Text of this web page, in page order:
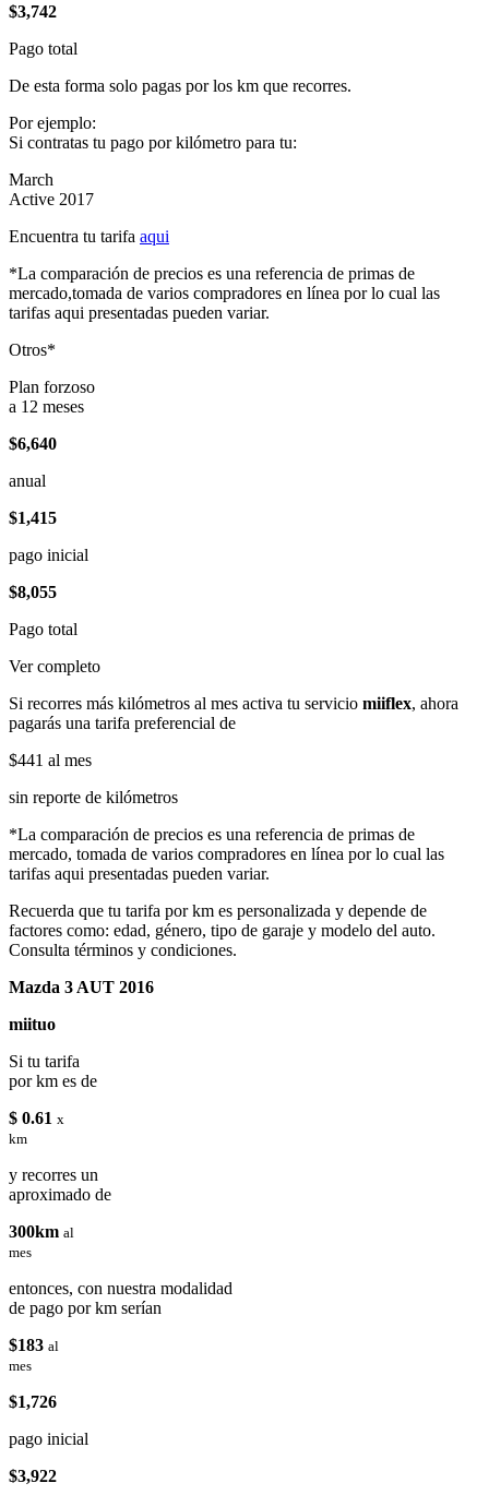
$3,742
Pago total
De esta forma solo pagas por los km que recorres.
Por ejemplo:
Si contratas tu pago por kilómetro para tu:
March
Active 2017
Encuentra tu tarifa aqui
*La comparación de precios es una referencia de primas de
mercado,tomada de varios compradores en línea por lo cual las
tarifas aqui presentadas pueden variar.
Otros*
Plan forzoso
a 12 meses
$6,640
anual
$1,415
pago inicial
$8,055
Pago total
Ver completo
Si recorres más kilómetros al mes activa tu servicio miiflex, ahora
pagarás una tarifa preferencial de
$441 al mes
sin reporte de kilómetros
*La comparación de precios es una referencia de primas de
mercado, tomada de varios compradores en línea por lo cual las
tarifas aqui presentadas pueden variar.
Recuerda que tu tarifa por km es personalizada y depende de
factores como: edad, género, tipo de garaje y modelo del auto.
Consulta términos y condiciones.
Mazda 3 AUT 2016
miituo
Si tu tarifa
por km es de
$ 0.61 x
km
y recorres un
aproximado de
300km al
mes
entonces, con nuestra modalidad
de pago por km serían
$183 al
mes
$1,726
pago inicial
$3,922